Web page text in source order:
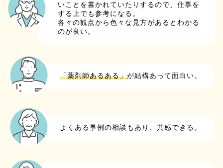
いことを書かれていたりするので、仕事を
する上でも参考になる。
各々の観点から色々な見方があるとわかる
のが良い。
「薬剤師あるある」が結構あって面白い。
よくある事例の相談もあり、共感できる。